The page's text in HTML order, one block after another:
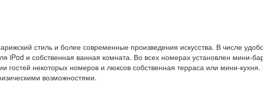
стиль и более современные произведения искусства. В числе
iPod и собственная ванная комната. Во всех номерах установлен мини-
некоторых номеров и люксов собственная терраса или мини-
возможностями.